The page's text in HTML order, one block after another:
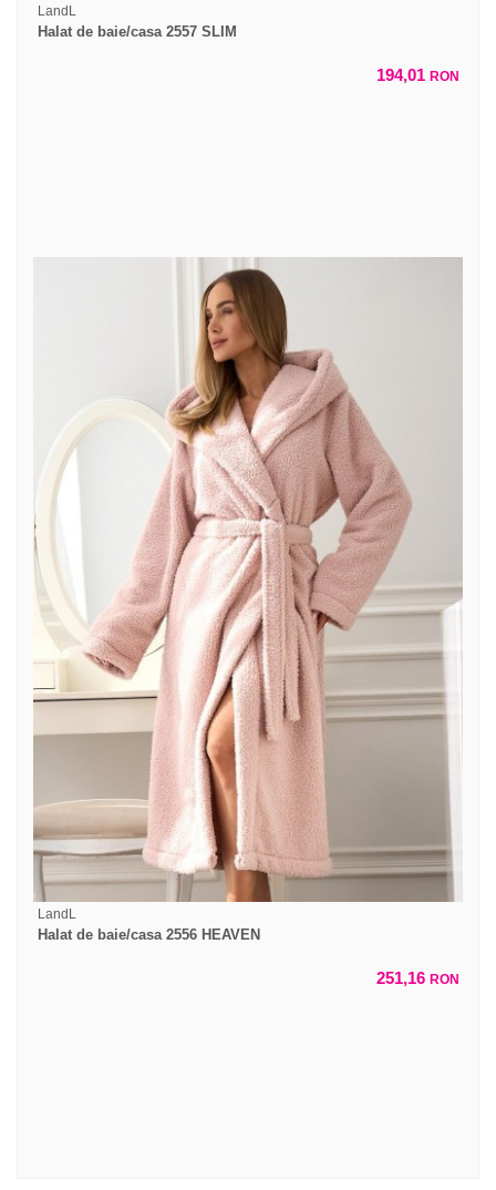
LandL
Halat de baie/casa 2557 SLIM
194,01 RON
LandL
Halat de baie/casa 2556 HEAVEN
251,16 RON